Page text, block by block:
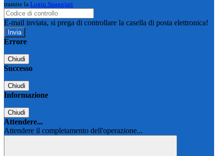
tramite la Login Spaggiari
E-mail inviata, si prega di controllare la casella di posta elettronica!
Errore
Chiudi
Successo
Chiudi
Informazione
Chiudi
Attendere...
Attendere il completamento dell'operazione...